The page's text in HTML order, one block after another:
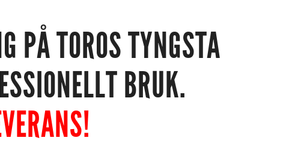
PÅ TOROSTYNGSTA
BRUK.